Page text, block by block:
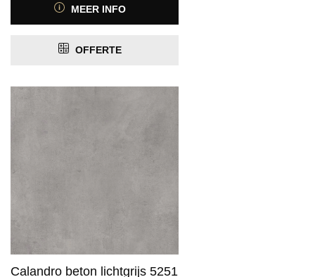
MEER INFO
OFFERTE
Calandro beton lichtgrijs 5251